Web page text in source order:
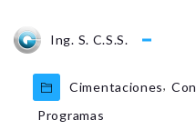
Ing. S. C.S.S.
Cimentaciones,
Programas